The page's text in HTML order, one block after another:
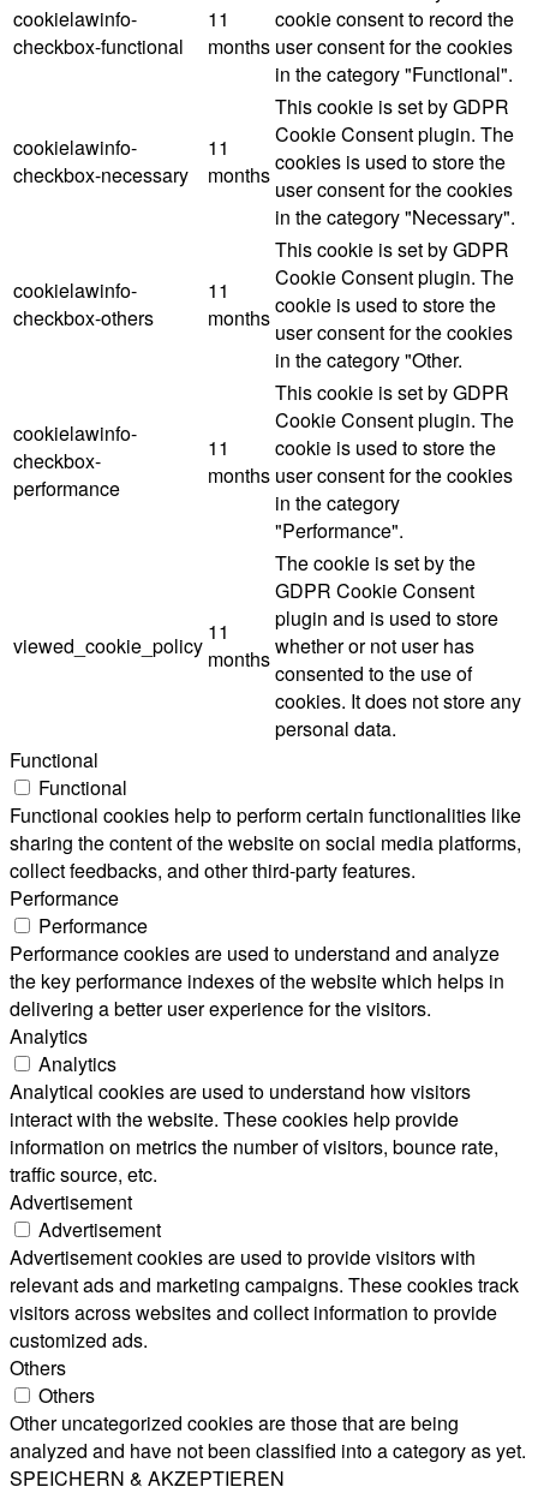
cookielawinfo-
checkbox-functional
11
months
cookie consent to record the
user consent for the cookies
in the category "Functional".
cookielawinfo-
checkbox-necessary
11
months
This cookie is set by GDPR
Cookie Consent plugin. The
cookies is used to store the
user consent for the cookies
in the category "Necessary".
cookielawinfo-
checkbox-others
11
months
This cookie is set by GDPR
Cookie Consent plugin. The
cookie is used to store the
user consent for the cookies
in the category "Other.
cookielawinfo-
checkbox-
performance
11
months
This cookie is set by GDPR
Cookie Consent plugin. The
cookie is used to store the
user consent for the cookies
in the category
"Performance".
viewed_cookie_policy
11
months
The cookie is set by the
GDPR Cookie Consent
plugin and is used to store
whether or not user has
consented to the use of
cookies. It does not store any
personal data.
Functional
Functional
Functional cookies help to perform certain functionalities like
sharing the content of the website on social media platforms,
collect feedbacks, and other third-party features.
Performance
Performance
Performance cookies are used to understand and analyze
the key performance indexes of the website which helps in
delivering a better user experience for the visitors.
Analytics
Analytics
Analytical cookies are used to understand how visitors
interact with the website. These cookies help provide
information on metrics the number of visitors, bounce rate,
traffic source, etc.
Advertisement
Advertisement
Advertisement cookies are used to provide visitors with
relevant ads and marketing campaigns. These cookies track
visitors across websites and collect information to provide
customized ads.
Others
Others
Other uncategorized cookies are those that are being
analyzed and have not been classified into a category as yet.
SPEICHERN & AKZEPTIEREN